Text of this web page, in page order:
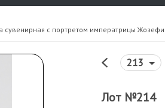
сувенирная с портретом императрицы
213
Лот №214